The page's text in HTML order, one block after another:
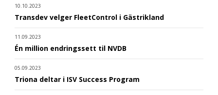
10.10.2023
Transdev velger FleetControl i Gästrikland
11.09.2023
Én million endringssett til NVDB
05.09.2023
Triona deltar i ISV Success Program